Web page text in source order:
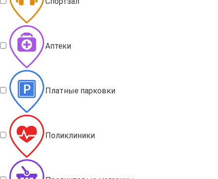
Аптеки
Платные парковки
Поликлиники